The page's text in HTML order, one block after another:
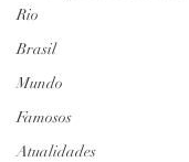
Rio
Brasil
Mundo
Famosos
Atualidades